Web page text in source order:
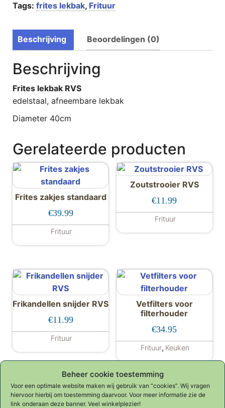
Beheer cookie toestemming
Voor een optimale website maken wij gebruik van “cookies”. Wij vragen
hiervoor hierbij om toestemming daarvoor. Voor meer informatie zie de
link onderaan deze banner. Veel winkelplezier!
Tags: frites lekbak, Frituur
Beschrijving Beoordelingen (0)
Beschrijving
Frites lekbak RVS
edelstaal, afneembare lekbak
Diameter 40cm
Gerelateerde producten
Frites zakjes standaard
€39.99
Frituur
Zoutstrooier RVS
€11.99
Frituur
Frikandellen snijder RVS
€11.99
Frituur
Vetfilters voor
filterhouder
€34.95
Frituur, Keuken